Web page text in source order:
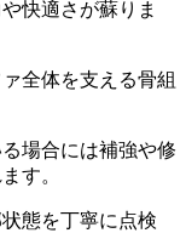
快適さが蘇りま
全体を支える骨組
場合には補強や修
す。
態を丁寧に点検